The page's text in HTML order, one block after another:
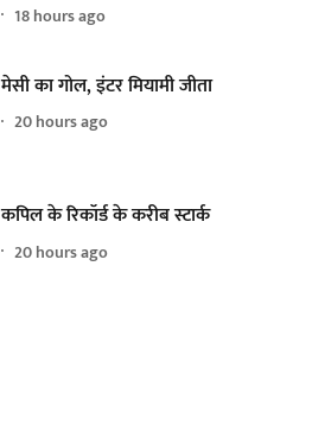
18 hours ago
मेसी का गोल, इंटर मियामी जीता
20 hours ago
कपिल के रिकॉर्ड के करीब स्टार्क
20 hours ago